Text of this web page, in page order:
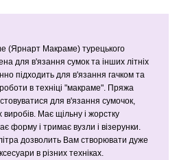
(Ярнарт Макраме) турецького
для в'язання сумок та інших літніх
підходить для в'язання гачком та
в техніці "макраме". Пряжа
для в'язання сумочок,
Має щільну і жорстку
форму і тримає вузли і візерунки.
дозволить Вам створювати дуже
в різних техніках.